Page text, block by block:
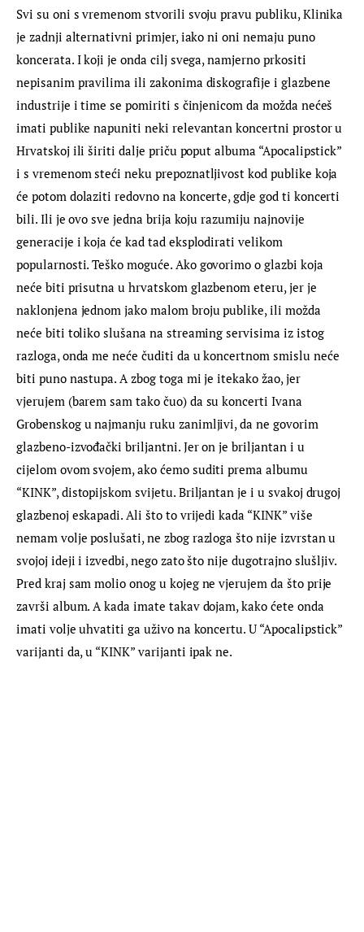
Svi su oni s vremenom stvorili svoju pravu publiku, Klinika
je zadnji alternativni primjer, iako ni oni nemaju puno
koncerata. I koji je onda cilj svega, namjerno prkositi
nepisanim pravilima ili zakonima diskografije i glazbene
industrije i time se pomiriti s činjenicom da možda nećeš
imati publike napuniti neki relevantan koncertni prostor u
Hrvatskoj ili širiti dalje priču poput albuma “Apocalipstick”
i s vremenom steći neku prepoznatljivost kod publike koja
će potom dolaziti redovno na koncerte, gdje god ti koncerti
bili. Ili je ovo sve jedna brija koju razumiju najnovije
generacije i koja će kad tad eksplodirati velikom
popularnosti. Teško moguće. Ako govorimo o glazbi koja
neće biti prisutna u hrvatskom glazbenom eteru, jer je
naklonjena jednom jako malom broju publike, ili možda
neće biti toliko slušana na streaming servisima iz istog
razloga, onda me neće čuditi da u koncertnom smislu neće
biti puno nastupa. A zbog toga mi je itekako žao, jer
vjerujem (barem sam tako čuo) da su koncerti Ivana
Grobenskog u najmanju ruku zanimljivi, da ne govorim
glazbeno-izvođački briljantni. Jer on je briljantan i u
cijelom ovom svojem, ako ćemo suditi prema albumu
“KINK”, distopijskom svijetu. Briljantan je i u svakoj drugoj
glazbenoj eskapadi. Ali što to vrijedi kada “KINK” više
nemam volje poslušati, ne zbog razloga što nije izvrstan u
svojoj ideji i izvedbi, nego zato što nije dugotrajno slušljiv.
Pred kraj sam molio onog u kojeg ne vjerujem da što prije
završi album. A kada imate takav dojam, kako ćete onda
imati volje uhvatiti ga uživo na koncertu. U “Apocalipstick”
varijanti da, u “KINK” varijanti ipak ne.